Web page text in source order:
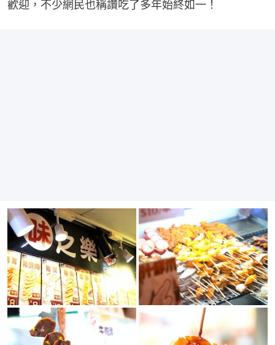
歡迎，不少網民也稱讚吃了多年始終如一！